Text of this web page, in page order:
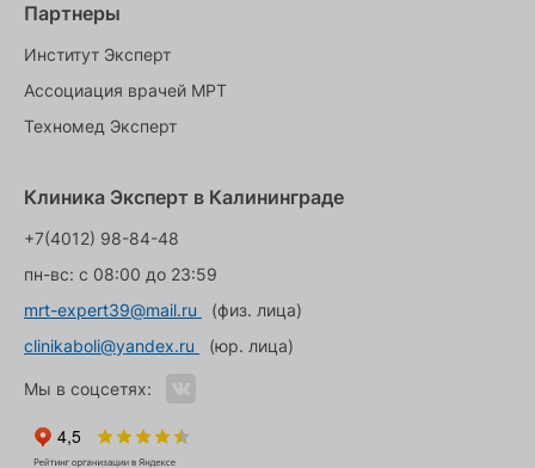
Партнеры
Институт Эксперт
Ассоциация врачей МРТ
Техномед Эксперт
Клиника Эксперт в Калининграде
+7(4012) 98-84-48
пн-вс: с 08:00 до 23:59
mrt-expert39@mail.ru
(физ. лица)
clinikaboli@yandex.ru
(юр. лица)
Мы в соцсетях: